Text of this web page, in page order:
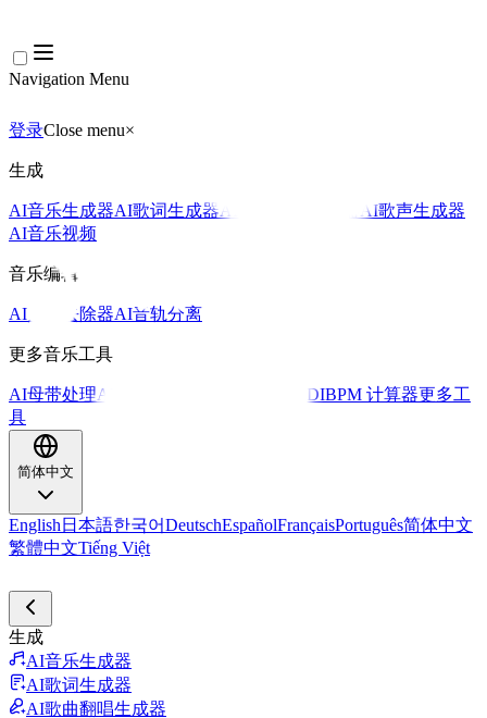
Navigation Menu
登录Close menu×
生成
AI音乐生成器AI歌词生成器AI歌曲翻唱生成器
AI歌声生成器
AI音乐视频
音乐编辑
AI人声去除器AI音轨分离
更多音乐工具
AI母带处理AI MIDI编辑器 AI 音频转MIDIBPM 计算器更多工
具
简体中文
English 日本語한국어DeutschEspañolFrançaisPortuguês简体中文
繁體中文Tiếng Việt
生成
AI音乐生成器
AI歌词生成器
AI歌曲翻唱生成器